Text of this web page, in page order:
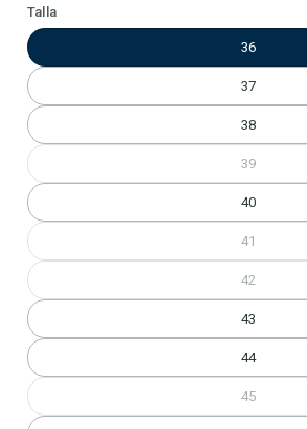
Talla
36
37
38
39
40
41
42
43
44
45